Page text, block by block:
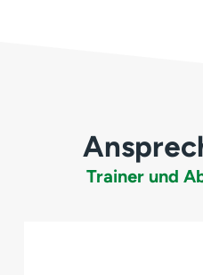
Trainer und